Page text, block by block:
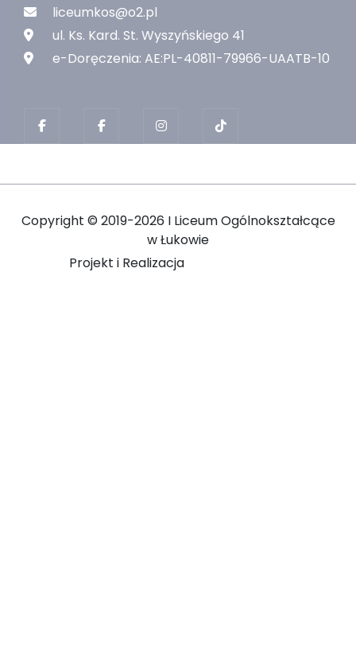
liceumkos@o2.pl
ul. Ks. Kard. St. Wyszyńskiego 41
e-Doręczenia: AE:PL-40811-79966-UAATB-10
Copyright © 2019-2026 I Liceum Ogólnokształcące
w Łukowie
Projekt i Realizacja